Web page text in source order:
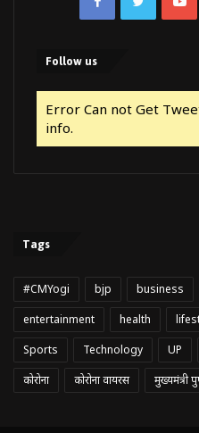
Follow us
Error Can not Get
info.
Tags
#CMYogi bjp business
entertainment
health
Sports
Technology UP
कोरोना
कोरोना वायरस मुख्यमंत्री